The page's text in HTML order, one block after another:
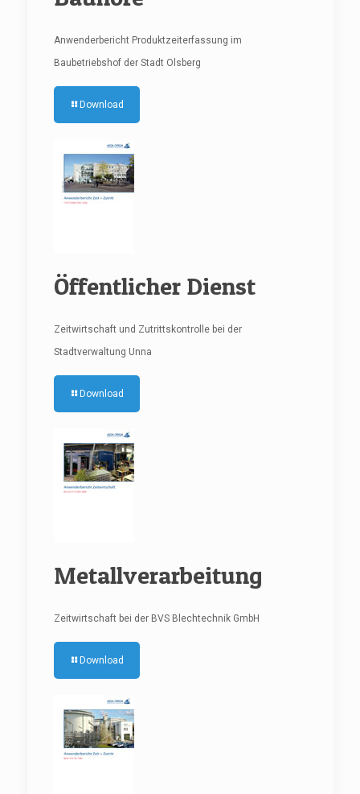
Anwenderbericht Produktzeiterfassung im
Baubetriebshof der Stadt Olsberg
Download
Öffentlicher Dienst
Zeitwirtschaft und Zutrittskontrolle bei der
Stadtverwaltung Unna
Download
Metallverarbeitung
Zeitwirtschaft bei der BVS Blechtechnik GmbH
Download